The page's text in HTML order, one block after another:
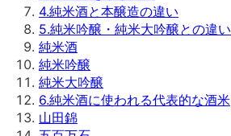
4.純米酒と本醸造の違い
5.純米吟醸・純米大吟醸との違い
純米酒
純米吟醸
純米大吟醸
6.純米酒に使われる代表的な酒米
山田錦